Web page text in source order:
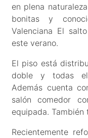
en plena
bonitas y
Valenciana El
este verano.
El piso está
doble y todas
Además cuenta
salón comedor
equipada.
Recientemente